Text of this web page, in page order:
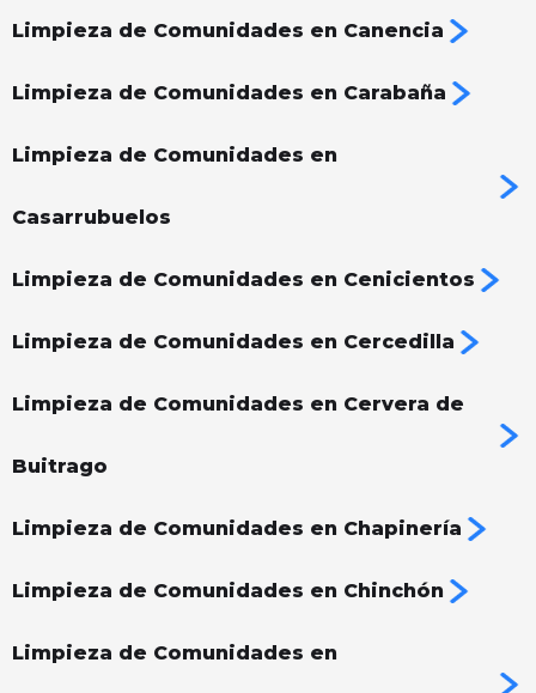
Limpieza de Comunidades en Canencia
Limpieza de Comunidades en Carabaña
Limpieza de Comunidades en
Casarrubuelos
Limpieza de Comunidades en Cenicientos
Limpieza de Comunidades en Cercedilla
Limpieza de Comunidades en Cervera de
Buitrago
Limpieza de Comunidades en Chapinería
Limpieza de Comunidades en Chinchón
Limpieza de Comunidades en